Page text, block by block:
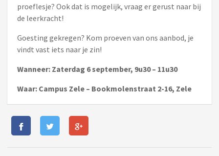
proeflesje? Ook dat is mogelijk, vraag er gerust naar bij
de leerkracht!
Goesting gekregen? Kom proeven van ons aanbod, je
vindt vast iets naar je zin!
Wanneer: Zaterdag 6 september, 9u30 – 11u30
Waar: Campus Zele – Bookmolenstraat 2-16, Zele